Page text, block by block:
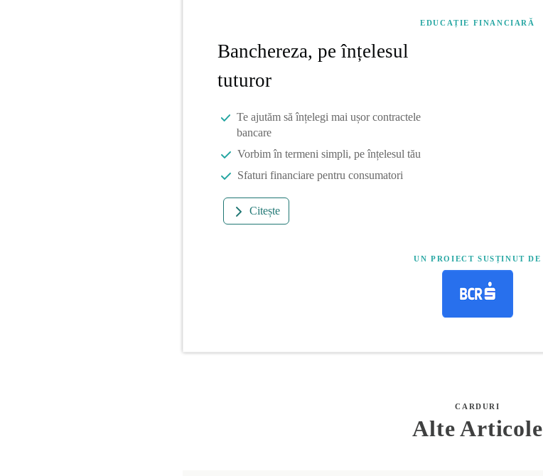
EDUCAȚIE FINANCIARĂ
Banchereza, pe înțelesul
tuturor
Te ajutăm să înțelegi mai ușor contractele
bancare
Vorbim în termeni simpli, pe înțelesul tău
Sfaturi financiare pentru consumatori
Citește
UN PROIECT SUSȚINUT DE
CARDURI
Alte Articole